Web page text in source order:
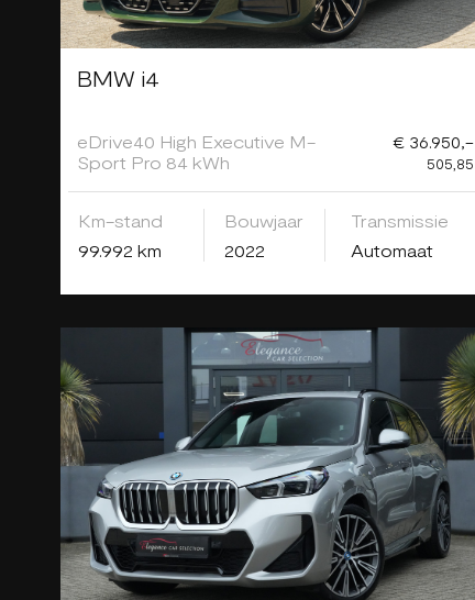
BMW i4
eDrive40 High Executive M-
Sport Pro 84 kWh
€ 36.950,-
505,85
Km-stand
99.992 km
Bouwjaar
2022
Transmissie
Automaat